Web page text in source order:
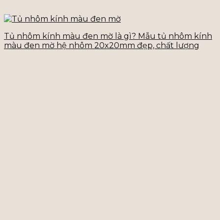
Tủ nhôm kính màu đen mờ là gì? Mẫu tủ nhôm kính
màu đen mờ hệ nhôm 20x20mm đẹp, chất lượng